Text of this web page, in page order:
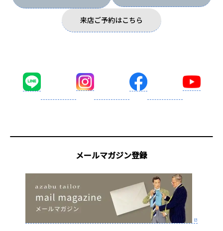
来店ご予約はこちら
メールマガジン登録